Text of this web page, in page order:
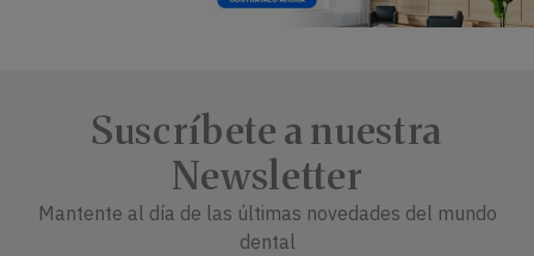
Suscríbete a nuestra
Newsletter
Mantente al día de las últimas novedades del mundo
dental